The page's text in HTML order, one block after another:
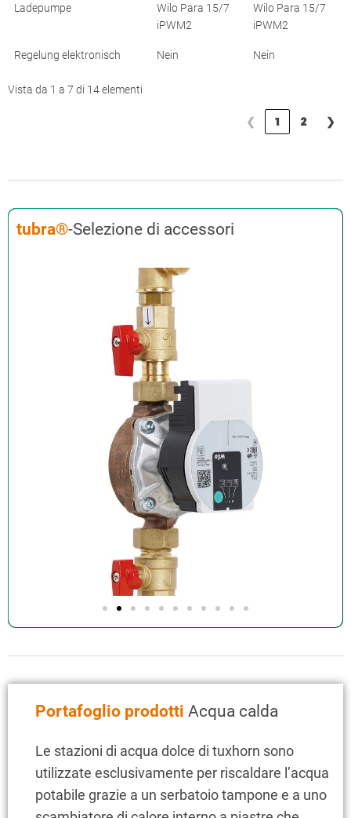
Ladepumpe
Wilo Para 15/7
iPWM2
Wilo Para 15/7
iPWM2
Regelung elektronisch Nein Nein
Vista da 1 a 7 di 14 elementi
❮ 1 2 ❯
tubra®-Selezione di accessori
Portafoglio prodotti Acqua calda
Le stazioni di acqua dolce di tuxhorn sono
utilizzate esclusivamente per riscaldare l’acqua
potabile grazie a un serbatoio tampone e a uno